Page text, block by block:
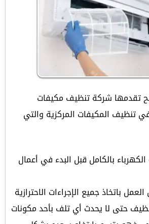
تقدمها شركة تنظيف مكيفات
في تنظيف المكيفات المركزية والتي
بالكامل قبل البدء في أعمال
باتخاذ جميع الإجراءات الاحترازية
حتى لا يحدث أي تلف بأحد مكونات